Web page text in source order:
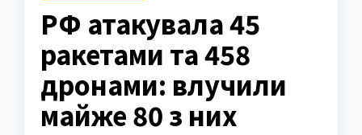
РФ атакувала 45
ракетами та 458
дронами: влучили
майже 80 з них